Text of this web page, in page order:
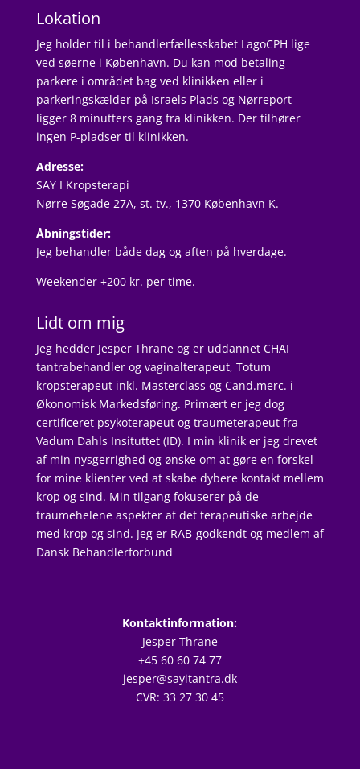
Lokation
Jeg holder til i behandlerfællesskabet LagoCPH lige
ved søerne i København. Du kan mod betaling
parkere i området bag ved klinikken eller i
parkeringskælder på Israels Plads og Nørreport
ligger 8 minutters gang fra klinikken. Der tilhører
ingen P-pladser til klinikken.
Adresse:
SAY I Kropsterapi
Nørre Søgade 27A, st. tv., 1370 København K.
Åbningstider:
Jeg behandler både dag og aften på hverdage.
Weekender +200 kr. per time.
Lidt om mig
Jeg hedder Jesper Thrane og er uddannet CHAI
tantrabehandler og vaginalterapeut, Totum
kropsterapeut inkl. Masterclass og Cand.merc. i
Økonomisk Markedsføring. Primært er jeg dog
certificeret psykoterapeut og traumeterapeut fra
Vadum Dahls Insituttet (ID). I min klinik er jeg drevet
af min nysgerrighed og ønske om at gøre en forskel
for mine klienter ved at skabe dybere kontakt mellem
krop og sind. Min tilgang fokuserer på de
traumehelene aspekter af det terapeutiske arbejde
med krop og sind. Jeg er RAB-godkendt og medlem af
Dansk Behandlerforbund
Kontaktinformation:
Jesper Thrane
+45 60 60 74 77
jesper@sayitantra.dk
CVR: 33 27 30 45